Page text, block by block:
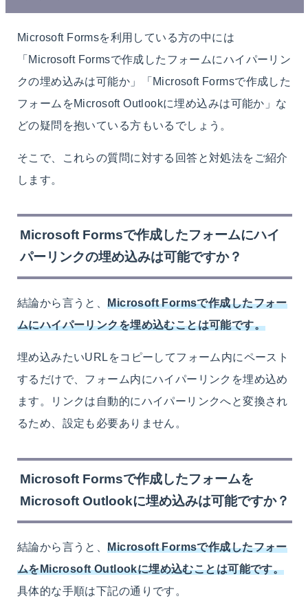
Microsoft Formsを利用している方の中には
「Microsoft Formsで作成したフォームにハイパーリン
クの埋め込みは可能か」「Microsoft Formsで作成した
フォームをMicrosoft Outlookに埋め込みは可能か」な
どの疑問を抱いている方もいるでしょう。
そこで、これらの質問に対する回答と対処法をご紹介
します。
Microsoft Formsで作成したフォームにハイ
パーリンクの埋め込みは可能ですか？
結論から言うと、Microsoft Formsで作成したフォー
ムにハイパーリンクを埋め込むことは可能です。
埋め込みたいURLをコピーしてフォーム内にペースト
するだけで、フォーム内にハイパーリンクを埋め込め
ます。リンクは自動的にハイパーリンクへと変換され
るため、設定も必要ありません。
Microsoft Formsで作成したフォームを
Microsoft Outlookに埋め込みは可能ですか？
結論から言うと、Microsoft Formsで作成したフォー
ムをMicrosoft Outlookに埋め込むことは可能です。
具体的な手順は下記の通りです。